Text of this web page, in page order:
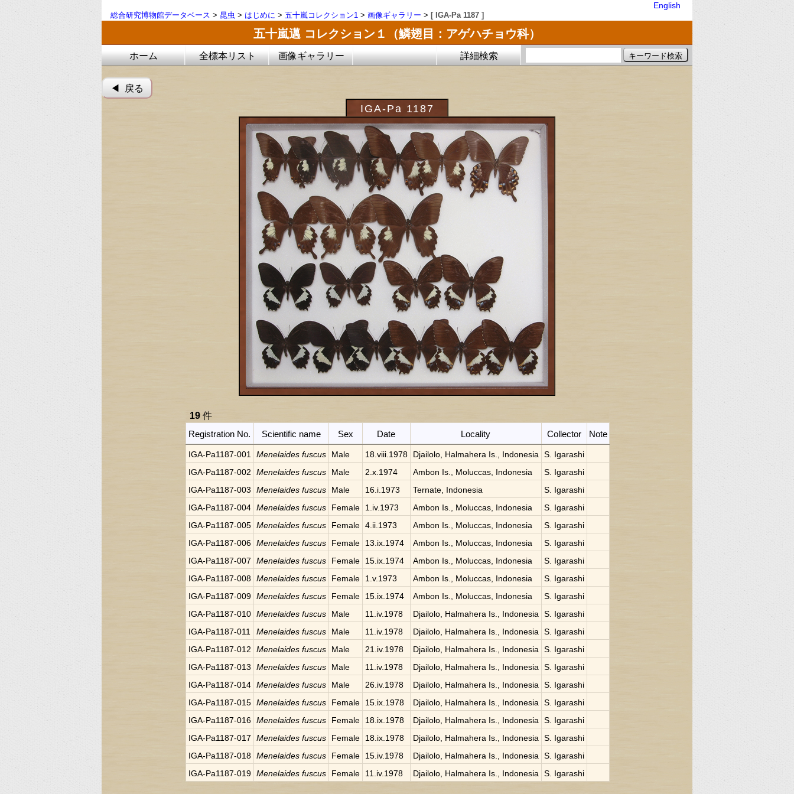
English
総合研究博物館データベース > 昆虫 > はじめに > 五十嵐コレクション1 > 画像ギャラリー > [ IGA-Pa 1187 ]
五十嵐邁 コレクション１（鱗翅目：アゲハチョウ科）
ホーム 全標本リスト 画像ギャラリー 詳細検索
◀︎ 戻る
IGA-Pa 1187
19件
Registration No.
Scientific name Sex Date Locality Collector Note
IGA-Pa1187-001 Menelaides fuscus Male 18.viii.1978 Djailolo, Halmahera Is., Indonesia
S. Igarashi
IGA-Pa1187-002
Menelaides fuscus Male 2.x.1974 Ambon Is., Moluccas, Indonesia
S. Igarashi
IGA-Pa1187-003
Menelaides fuscus Male 16.i.1973 Ternate, Indonesia
S. Igarashi
IGA-Pa1187-004 Menelaides fuscus Female 1.iv.1973 Ambon Is., Moluccas, Indonesia
S. Igarashi
IGA-Pa1187-005 Menelaides fuscus Female 4.ii.1973 Ambon Is., Moluccas, Indonesia
S. Igarashi
IGA-Pa1187-006 Menelaides fuscus Female 13.ix.1974 Ambon Is., Moluccas, Indonesia
S. Igarashi
IGA-Pa1187-007
Menelaides fuscus Female 15.ix.1974 Ambon Is., Moluccas, Indonesia
S. Igarashi
IGA-Pa1187-008 Menelaides fuscus Female 1.v.1973 Ambon Is., Moluccas, Indonesia
S. Igarashi
IGA-Pa1187-009 Menelaides fuscus Female 15.ix.1974 Ambon Is., Moluccas, Indonesia
S. Igarashi
IGA-Pa1187-010 Menelaides fuscus Male 11.iv.1978 Djailolo, Halmahera Is., Indonesia
S. Igarashi
IGA-Pa1187-011
Menelaides fuscus Male 11.iv.1978 Djailolo, Halmahera Is., Indonesia
S. Igarashi
IGA-Pa1187-012
Menelaides fuscus Male 21.iv.1978 Djailolo, Halmahera Is., Indonesia
S. Igarashi
IGA-Pa1187-013
Menelaides fuscus Male 11.iv.1978 Djailolo, Halmahera Is., Indonesia
S. Igarashi
IGA-Pa1187-014 Menelaides fuscus Male 26.iv.1978 Djailolo, Halmahera Is., Indonesia
S. Igarashi
IGA-Pa1187-015 Menelaides fuscus Female 15.ix.1978 Djailolo, Halmahera Is., Indonesia
S. Igarashi
IGA-Pa1187-016 Menelaides fuscus Female 18.ix.1978 Djailolo, Halmahera Is., Indonesia
S. Igarashi
IGA-Pa1187-017
Menelaides fuscus Female 18.ix.1978 Djailolo, Halmahera Is., Indonesia
S. Igarashi
IGA-Pa1187-018 Menelaides fuscus Female 15.iv.1978 Djailolo, Halmahera Is., Indonesia
S. Igarashi
IGA-Pa1187-019 Menelaides fuscus Female 11.iv.1978 Djailolo, Halmahera Is., Indonesia S. Igarashi